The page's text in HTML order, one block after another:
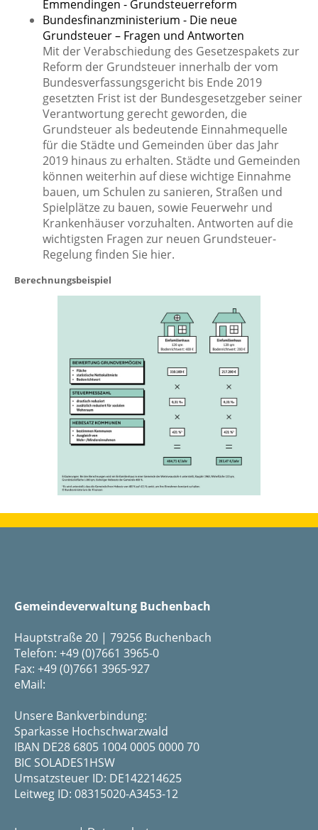
Emmendingen - Grundsteuerreform
Bundesfinanzministerium - Die neue
Grundsteuer – Fragen und Antworten
Mit der Verabschiedung des Gesetzespakets zur
Reform der Grundsteuer innerhalb der vom
Bundesverfassungsgericht bis Ende 2019
gesetzten Frist ist der Bundesgesetzgeber seiner
Verantwortung gerecht geworden, die
Grundsteuer als bedeutende Einnahmequelle
für die Städte und Gemeinden über das Jahr
2019 hinaus zu erhalten. Städte und Gemeinden
können weiterhin auf diese wichtige Einnahme
bauen, um Schulen zu sanieren, Straßen und
Spielplätze zu bauen, sowie Feuerwehr und
Krankenhäuser vorzuhalten. Antworten auf die
wichtigsten Fragen zur neuen Grundsteuer-
Regelung finden Sie hier.
Berechnungsbeispiel
Gemeindeverwaltung Buchenbach
Hauptstraße 20 | 79256 Buchenbach
Telefon: +49 (0)7661 3965-0
Fax: +49 (0)7661 3965-927
eMail:
Unsere Bankverbindung:
Sparkasse Hochschwarzwald
IBAN DE28 6805 1004 0005 0000 70
BIC SOLADES1HSW
Umsatzsteuer ID: DE142214625
Leitweg ID: 08315020-A3453-12